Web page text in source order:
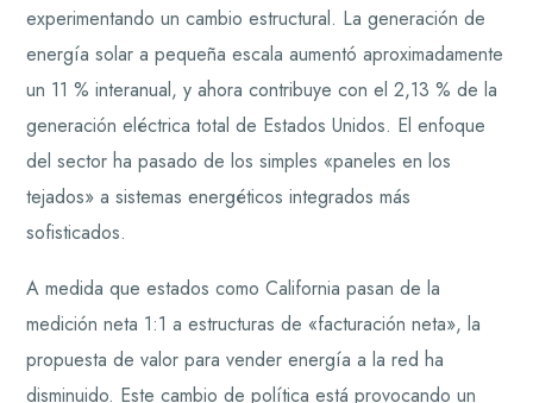
experimentando un cambio estructural. La generación de
energía solar a pequeña escala aumentó aproximadamente
un 11 % interanual, y ahora contribuye con el 2,13 % de la
generación eléctrica total de Estados Unidos. El enfoque
del sector ha pasado de los simples «paneles en los
tejados» a sistemas energéticos integrados más
sofisticados.
A medida que estados como California pasan de la
medición neta 1:1 a estructuras de «facturación neta», la
propuesta de valor para vender energía a la red ha
disminuido. Este cambio de política está provocando un